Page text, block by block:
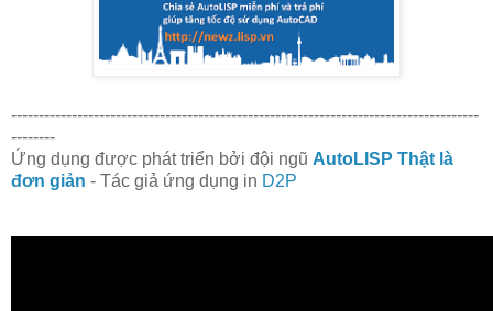
-------------------------------------------------------------------------------------
--------
Ứng dụng được phát triển bởi đội ngũ AutoLISP Thật là
đơn giản - Tác giả ứng dụng in D2P